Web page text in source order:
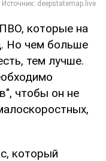
которые на
Но чем больше
тем лучше.
чтобы он не
который